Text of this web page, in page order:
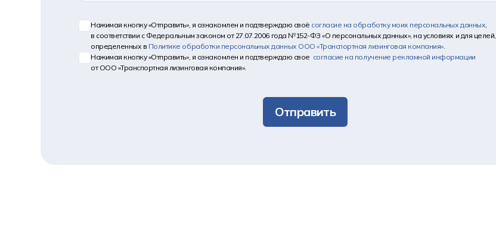
Нажимая кнопку «Отправить», я ознакомлен и подтверждаю своё согласие на обработку моих персональных данных,
в соответствии с Федеральным законом от 27.07.2006 года №152-ФЗ «О персональных данных», на условиях и для целей,
определенных в Политике обработки персональных данных ООО «Транспортная лизинговая компания».
Нажимая кнопку «Отправить», я ознакомлен и подтверждаю свое согласие на получение рекламной информации
от ООО «Транспортная лизинговая компания».
Отправить